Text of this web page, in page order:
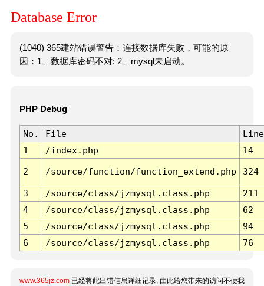
Database Error
(1040) 365建站错误警告：连接数据库失败，可能的原
因：1、数据库密码不对; 2、mysql未启动。
PHP Debug
No. File
Line
1
/index.php 14
2 /source/function/function_extend.php 324
3 /source/class/jzmysql.class.php
211
4
/source/class/jzmysql.class.php
62
5
/source/class/jzmysql.class.php
94
6
/source/class/jzmysql.class.php 76
www.365jz.com 已经将此出错信息详细记录, 由此给您带来的访问不便我